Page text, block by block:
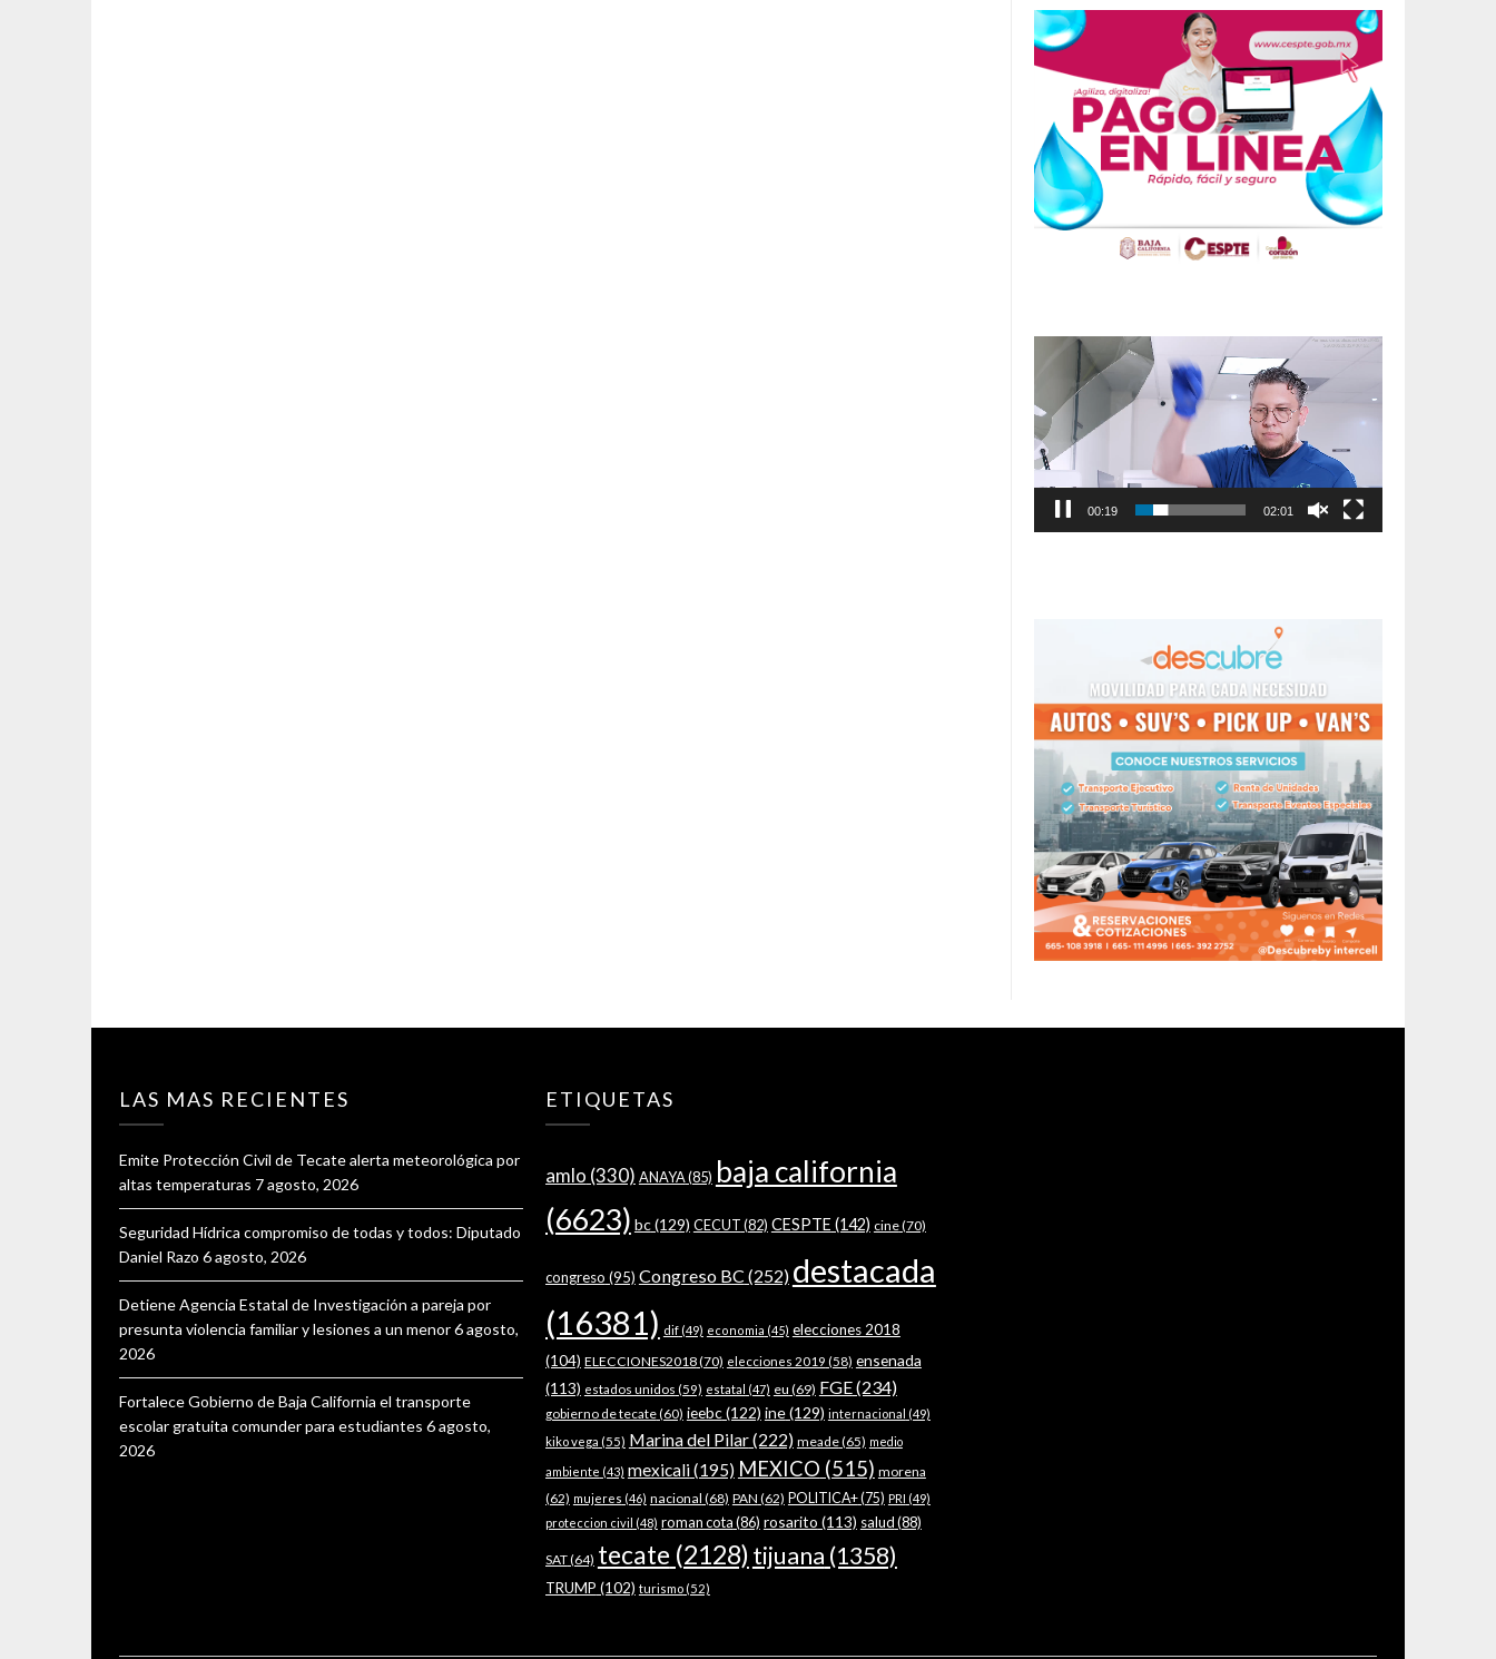
Reproductor
vídeo
00:20 02:01
LAS MAS RECIENTES
Emite Protección Civil de Tecate alerta meteorológica por
altas temperaturas 7 agosto, 2026
Seguridad Hídrica compromiso de todas y todos: Diputado
Daniel Razo 6 agosto, 2026
Detiene Agencia Estatal de Investigación a pareja por
presunta violencia familiar y lesiones a un menor6 agosto,
2026
Fortalece Gobierno de Baja California el transporte
escolar gratuita comunder para estudiantes 6 agosto,
2026
ETIQUETAS
amlo (330) ANAYA(85) baja california
(6623) bc(129) CECUT(82) CESPTE (142) cine(70)
congreso (95) Congreso BC (252) destacada
(16381) dif(49) economia (45) elecciones 2018
(104) ELECCIONES2018(70) elecciones 2019 (58) ensenada
(113) estados unidos (59) estatal (47) eu (69) FGE(234)
gobierno de tecate(60) ieebc(122) ine(129) internacional (49)
kiko vega (55) Marina del Pilar(222) meade(65) medio
ambiente (43) mexicali(195) MEXICO (515) morena
(62) mujeres (46) nacional (68) PAN (62) POLITICA+(75) PRI (49)
proteccion civil (48) roman cota(86) rosarito (113) salud(88)
SAT(64) tecate (2128) tijuana (1358)
TRUMP (102) turismo(52)